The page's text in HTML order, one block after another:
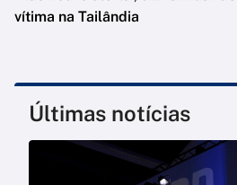
vítima na Tailândia
Últimas notícias